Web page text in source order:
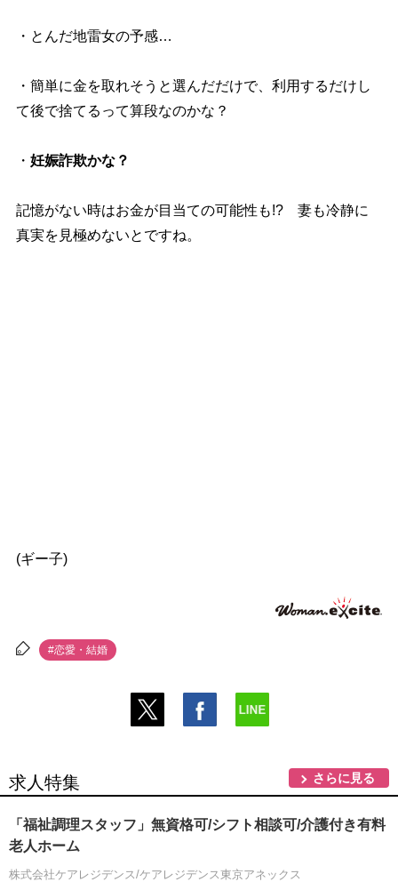
・とんだ地雷女の予感…
・簡単に金を取れそうと選んだだけで、利用するだけし
て後で捨てるって算段なのかな？
・ 妊娠詐欺かな？
記憶がない時はお金が目当ての可能性も!? 妻も冷静に
真実を見極めないとですね。
(ギー子)
#恋愛・結婚
求人特集 さらに見る
「福祉調理スタッフ」無資格可/シフト相談可/介護付き有料
老人ホーム
株式会社ケアレジデンス/ケアレジデンス東京アネックス